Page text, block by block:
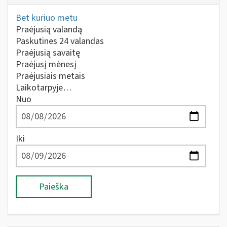
Bet kuriuo metu
Praėjusią valandą
Paskutines 24 valandas
Praėjusią savaitę
Praėjusį mėnesį
Praėjusiais metais
Laikotarpyje…
Nuo
Iki
Paieška